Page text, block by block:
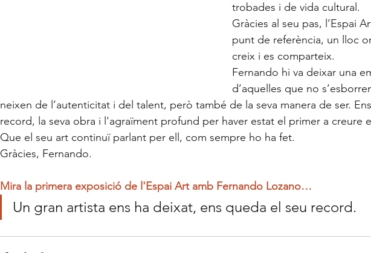
trobades i de vida cultural.
Gràcies al seu pas, l’Espai
punt de referència, un lloc
creix i es comparteix.
Fernando hi va deixar una
d’aquelles que no
neixen de l’autenticitat i del talent, però també de la seva manera de ser.
record, la seva obra i l'agraïment profund per haver estat el primer a creure
Que el seu art continuï parlant per ell, com sempre ho ha fet.
Gràcies, Fernando.
Mira la primera exposició de l'Espai Art amb Fernando Lozano…
Un gran artista ens ha deixat, ens queda el seu record.